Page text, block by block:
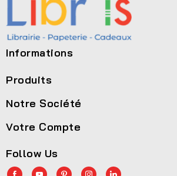
Informations
Produits
Notre Société
Votre Compte
Follow Us